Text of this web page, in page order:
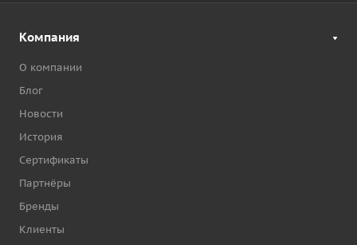
Компания
О компании
Блог
Новости
История
Сертификаты
Партнёры
Бренды
Клиенты